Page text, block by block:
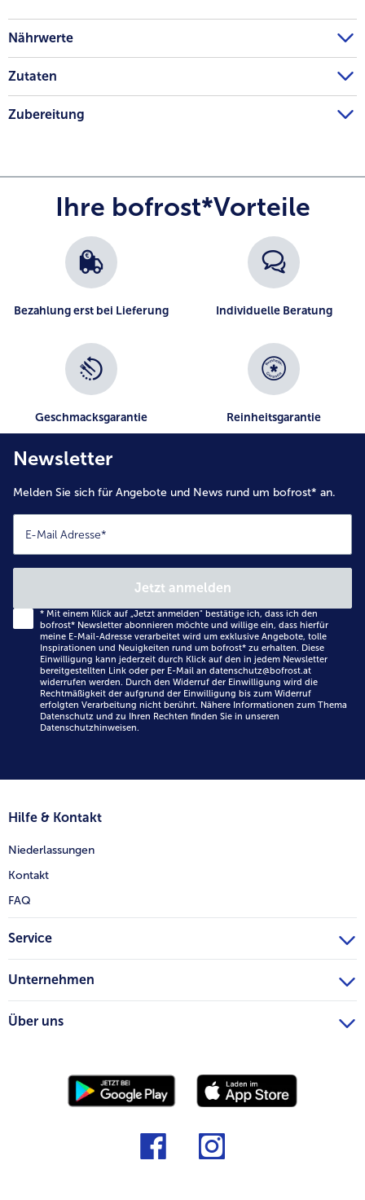
Nährwerte
Zutaten
Zubereitung
Ihre bofrost*Vorteile
Bezahlung erst bei Lieferung Individuelle Beratung
Geschmacksgarantie Reinheitsgarantie
Newsletter
Melden Sie sich für Angebote und News rund um bofrost* an.
E-Mail Adresse*
* Mit einem Klick auf „Jetzt anmelden" bestätige ich, dass ich den
bofrost* Newsletter abonnieren möchte und willige ein, dass hierfür
meine E-Mail-Adresse verarbeitet wird um exklusive Angebote, tolle
Inspirationen und Neuigkeiten rund um bofrost* zu erhalten. Diese
Einwilligung kann jederzeit durch Klick auf den in jedem Newsletter
bereitgestellten Link oder per E-Mail an datenschutz@bofrost.at
widerrufen werden. Durch den Widerruf der Einwilligung wird die
Rechtmäßigkeit der aufgrund der Einwilligung bis zum Widerruf
erfolgten Verarbeitung nicht berührt. Nähere Informationen zum Thema
Datenschutz und zu Ihren Rechten finden Sie in unseren
Datenschutzhinweisen.
Jetzt anmelden
Hilfe & Kontakt
Niederlassungen
Kontakt
FAQ
Service
Unternehmen
Über uns